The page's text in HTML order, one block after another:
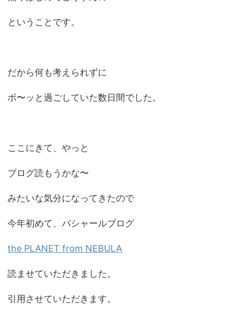
ということです。
だから何も考えられずに
ボ〜ッと過ごしていた数日間でした。
ここにきて、やっと
ブログ読もうかな〜
みたいな気分になってきたので
今年初めて、バシャールブログ
the PLANET from NEBULA
読ませていただきました。
引用させていただきます。